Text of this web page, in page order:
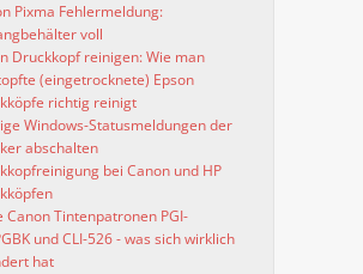
Pixma Fehlermeldung:
voll
Druckkopf reinigen: Wie man
(eingetrocknete) Epson
richtig reinigt
Windows-Statusmeldungen der
abschalten
bei Canon und HP
Canon Tintenpatronen PGI-
und CLI-526 - was sich wirklich
hat